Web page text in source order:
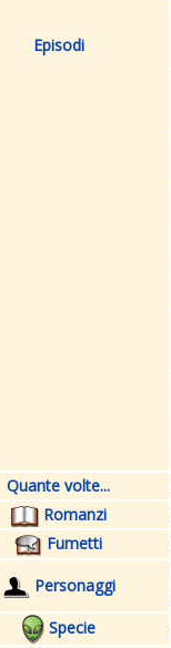
Episodi
Quante volte...
Romanzi
Fumetti
Personaggi
Specie